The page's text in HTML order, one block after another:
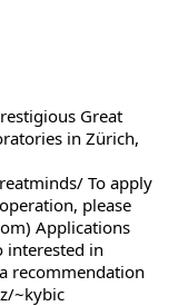
Great
in Zürich,
To apply
please
Applications
interested in
recommendation
~kybic